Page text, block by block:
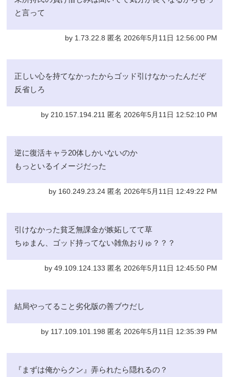
と言って
by 1.73.22.8 匿名 2026年5月11日 12:56:00 PM
正しい心を持てなかったからゴッド引けなかったんだぞ
反省しろ
by 210.157.194.211 匿名 2026年5月11日 12:52:10 PM
逆に復活キャラ20体しかいないのか
もっといるイメージだった
by 160.249.23.24 匿名 2026年5月11日 12:49:22 PM
引けなかった貧乏無課金が嫉妬してて草
ちゅまん、ゴッド持ってない雑魚おりゅ？？？
by 49.109.124.133 匿名 2026年5月11日 12:45:50 PM
結局やってること劣化版の善ブウだし
by 117.109.101.198 匿名 2026年5月11日 12:35:39 PM
『まずは俺からクン』弄られたら隠れるの？